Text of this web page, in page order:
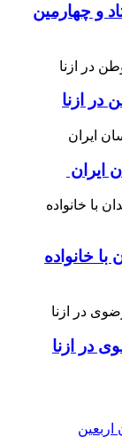
و چهارمین
در ازنا
ایران
خانواده
در ازنا